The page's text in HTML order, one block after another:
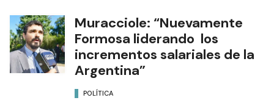
Muracciole: “Nuevamente
Formosa liderando los
incrementos salariales de la
Argentina”
POLÍTICA